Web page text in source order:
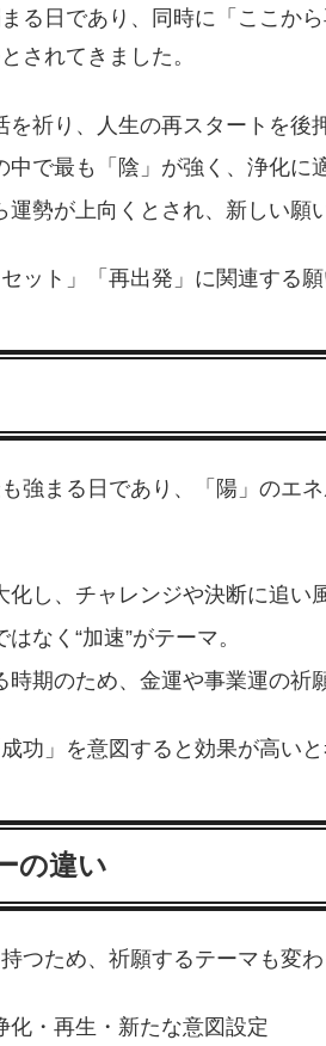
る日であり、同時に「ここか
されてきました。
を祈り、人生の再スタートを後
中で最も「陰」が強く、浄化に
運勢が上向くとされ、新しい願
ット」「再出発」に関連する
強まる日であり、「陽」のエ
化し、チャレンジや決断に追い
はなく“加速”がテーマ。
時期のため、金運や事業運の祈
功」を意図すると効果が高いと
の違い
つため、祈願するテーマも変わ
化・再生・新たな意図設定